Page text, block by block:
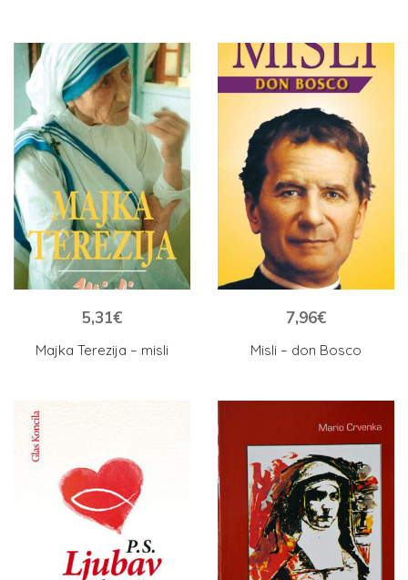
Majka Terezija – misli
5,31€
Misli – don Bosco
7,96€